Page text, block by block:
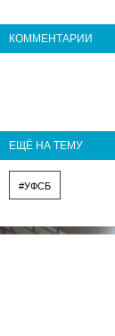
КОММЕНТАРИИ
ЕЩЁ НА ТЕМУ
#УФСБ